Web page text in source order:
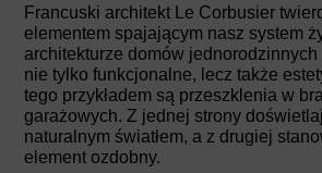
Francuski architekt Le Corbusier
elementem spajającym nasz system
architekturze domów
nie tylko funkcjonalne, lecz także
tego przykładem są przeszklenia w
garażowych. Z jednej strony
naturalnym światłem, a z drugiej
element ozdobny.